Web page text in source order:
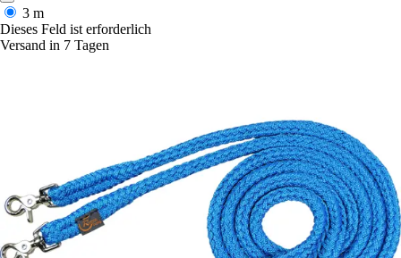
3 m
Dieses Feld ist erforderlich
Versand in 7 Tagen